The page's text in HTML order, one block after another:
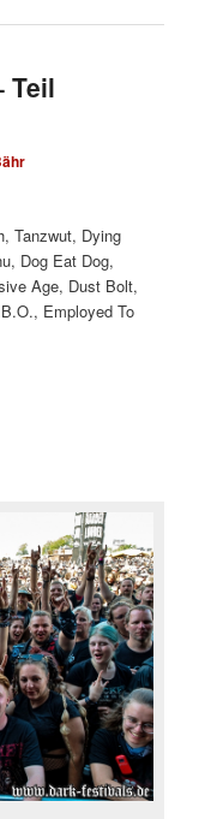
Teil
Tanzwut, Dying
Dog Eat Dog,
Age, Dust Bolt,
Employed To